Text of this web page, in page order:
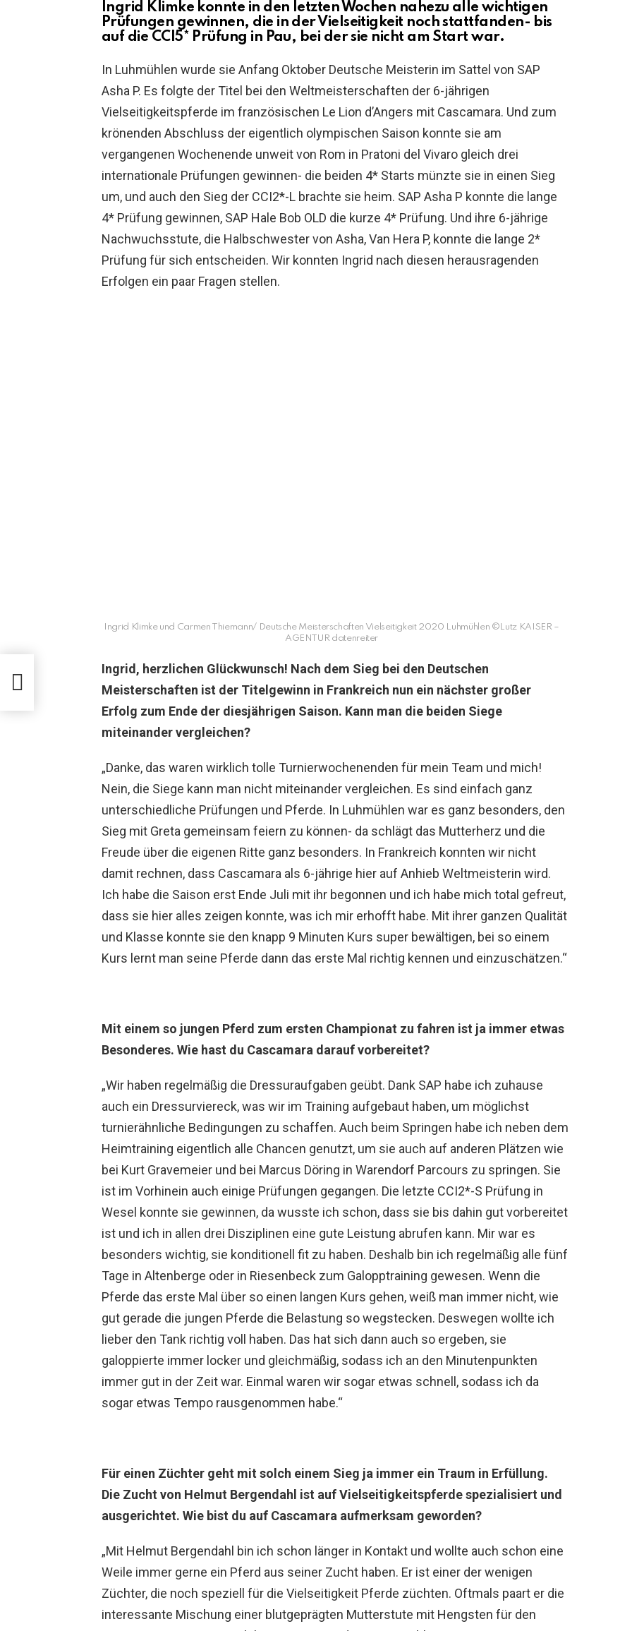
Ingrid Klimke konnte in den letzten Wochen nahezu alle wichtigen
Prüfungen gewinnen, die in der Vielseitigkeit noch stattfanden- bis
auf die CCI5* Prüfung in Pau, bei der sie nicht am Start war.
In Luhmühlen wurde sie Anfang Oktober Deutsche Meisterin im Sattel von SAP
Asha P. Es folgte der Titel bei den Weltmeisterschaften der 6-jährigen
Vielseitigkeitspferde im französischen Le Lion d’Angers mit Cascamara. Und zum
krönenden Abschluss der eigentlich olympischen Saison konnte sie am
vergangenen Wochenende unweit von Rom in Pratoni del Vivaro gleich drei
internationale Prüfungen gewinnen- die beiden 4* Starts münzte sie in einen Sieg
um, und auch den Sieg der CCI2*-L brachte sie heim. SAP Asha P konnte die lange
4* Prüfung gewinnen, SAP Hale Bob OLD die kurze 4* Prüfung. Und ihre 6-jährige
Nachwuchsstute, die Halbschwester von Asha, Van Hera P, konnte die lange 2*
Prüfung für sich entscheiden. Wir konnten Ingrid nach diesen herausragenden
Erfolgen ein paar Fragen stellen.
Ingrid Klimke und Carmen Thiemann/ Deutsche Meisterschaften Vielseitigkeit 2020 Luhmühlen ©Lutz KAISER –
AGENTUR datenreiter
Ingrid, herzlichen Glückwunsch! Nach dem Sieg bei den Deutschen
Meisterschaften ist der Titelgewinn in Frankreich nun ein nächster großer
Erfolg zum Ende der diesjährigen Saison. Kann man die beiden Siege
miteinander vergleichen?
„Danke, das waren wirklich tolle Turnierwochenenden für mein Team und mich!
Nein, die Siege kann man nicht miteinander vergleichen. Es sind einfach ganz
unterschiedliche Prüfungen und Pferde. In Luhmühlen war es ganz besonders, den
Sieg mit Greta gemeinsam feiern zu können- da schlägt das Mutterherz und die
Freude über die eigenen Ritte ganz besonders. In Frankreich konnten wir nicht
damit rechnen, dass Cascamara als 6-jährige hier auf Anhieb Weltmeisterin wird.
Ich habe die Saison erst Ende Juli mit ihr begonnen und ich habe mich total gefreut,
dass sie hier alles zeigen konnte, was ich mir erhofft habe. Mit ihrer ganzen Qualität
und Klasse konnte sie den knapp 9 Minuten Kurs super bewältigen, bei so einem
Kurs lernt man seine Pferde dann das erste Mal richtig kennen und einzuschätzen.“
Mit einem so jungen Pferd zum ersten Championat zu fahren ist ja immer etwas
Besonderes. Wie hast du Cascamara darauf vorbereitet?
„Wir haben regelmäßig die Dressuraufgaben geübt. Dank SAP habe ich zuhause
auch ein Dressurviereck, was wir im Training aufgebaut haben, um möglichst
turnierähnliche Bedingungen zu schaffen. Auch beim Springen habe ich neben dem
Heimtraining eigentlich alle Chancen genutzt, um sie auch auf anderen Plätzen wie
bei Kurt Gravemeier und bei Marcus Döring in Warendorf Parcours zu springen. Sie
ist im Vorhinein auch einige Prüfungen gegangen. Die letzte CCI2*-S Prüfung in
Wesel konnte sie gewinnen, da wusste ich schon, dass sie bis dahin gut vorbereitet
ist und ich in allen drei Disziplinen eine gute Leistung abrufen kann. Mir war es
besonders wichtig, sie konditionell fit zu haben. Deshalb bin ich regelmäßig alle fünf
Tage in Altenberge oder in Riesenbeck zum Galopptraining gewesen. Wenn die
Pferde das erste Mal über so einen langen Kurs gehen, weiß man immer nicht, wie
gut gerade die jungen Pferde die Belastung so wegstecken. Deswegen wollte ich
lieber den Tank richtig voll haben. Das hat sich dann auch so ergeben, sie
galoppierte immer locker und gleichmäßig, sodass ich an den Minutenpunkten
immer gut in der Zeit war. Einmal waren wir sogar etwas schnell, sodass ich da
sogar etwas Tempo rausgenommen habe.“
Für einen Züchter geht mit solch einem Sieg ja immer ein Traum in Erfüllung.
Die Zucht von Helmut Bergendahl ist auf Vielseitigkeitspferde spezialisiert und
ausgerichtet. Wie bist du auf Cascamara aufmerksam geworden?
„Mit Helmut Bergendahl bin ich schon länger in Kontakt und wollte auch schon eine
Weile immer gerne ein Pferd aus seiner Zucht haben. Er ist einer der wenigen
Züchter, die noch speziell für die Vielseitigkeit Pferde züchten. Oftmals paart er die
interessante Mischung einer blutgeprägten Mutterstute mit Hengsten für den